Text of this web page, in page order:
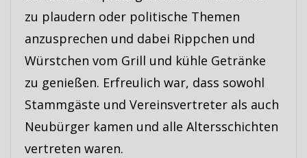
zu plaudern oder politische Themen
anzusprechen und dabei Rippchen und
Würstchen vom Grill und kühle Getränke
zu genießen. Erfreulich war, dass sowohl
Stammgäste und Vereinsvertreter als auch
Neubürger kamen und alle Altersschichten
vertreten waren.